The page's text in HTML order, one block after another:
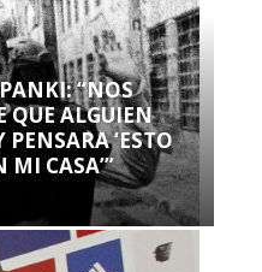
“NOS
QUE ALGUIEN
‘ESTO
MI CASA’”